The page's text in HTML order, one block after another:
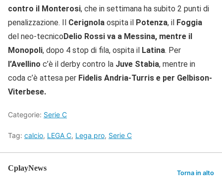
contro il Monterosi, che in settimana ha subito 2 punti di
penalizzazione. Il Cerignola ospita il Potenza, il Foggia
del neo-tecnicoDelio Rossi va a Messina, mentre il
Monopoli, dopo 4 stop di fila, ospita il Latina. Per
l’Avellino c’è il derby contro la Juve Stabia, mentre in
coda c’è attesa per Fidelis Andria-Turris e per Gelbison-
Viterbese.
Categorie: Serie C
Tag: calcio, LEGA C, Lega pro, Serie C
CplayNews
Torna in alto